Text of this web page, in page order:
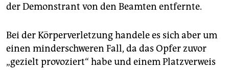
der Demonstrant von den Beamten entfernte.
Bei der Körperverletzung handele es sich aber um
einen minderschweren Fall, da das Opfer zuvor
„gezielt provoziert“ habe und einem Platzverweis